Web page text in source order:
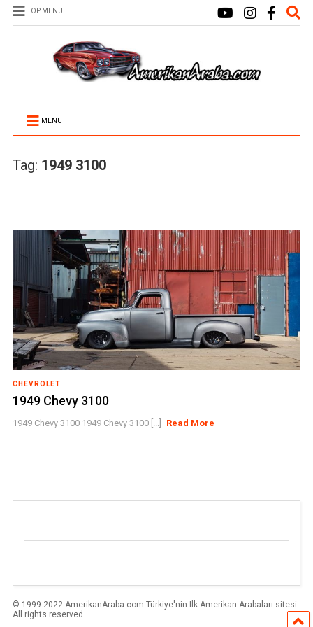
TOP MENU
MENU
Tag: 1949 3100
CHEVROLET
1949 Chevy 3100
1949 Chevy 3100 1949 Chevy 3100 [...] Read More
© 1999-2022 AmerikanAraba.com Türkiye'nin Ilk Amerikan Arabaları sitesi.
All rights reserved.